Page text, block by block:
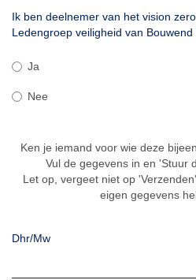
Ik ben deelnemer van het vision
Ledengroep veiligheid van Bouwend
Ja
Nee
Ken je iemand voor wie deze
Vul de gegevens in en 'Stuur
Let op, vergeet niet op
eigen gegevens
Dhr/Mw